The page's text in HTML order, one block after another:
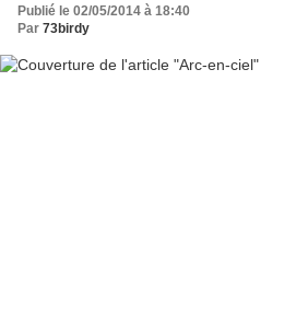
Publié le 02/05/2014 à 18:40
Par 73birdy